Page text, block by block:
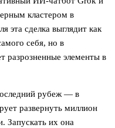
кластером в
эта сделка выглядит как
себя, но в
разрозненные элементы в
рубеж — в
развернуть миллион
Запускать их она